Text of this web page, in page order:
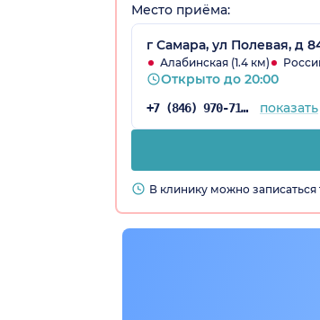
Место приёма:
г Самара, ул Полевая, д
Алабинская (1.4 км)
Открыто до 20:00
+7 (846) 970-71-85 показать
В клинику можно